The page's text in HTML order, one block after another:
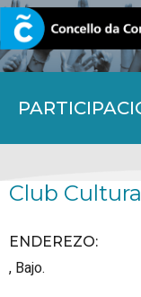
CORUNA.GAL
Club
ENDEREZO:
, Bajo.